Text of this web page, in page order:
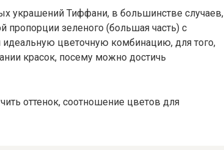
украшений Тиффани, в большинстве случаев,
зеленого (большая часть) с
цветочную комбинацию, для того,
красок, посему можно достичь